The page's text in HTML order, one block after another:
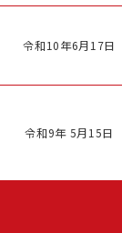
令和10年6月17日
令和9年 5月15日